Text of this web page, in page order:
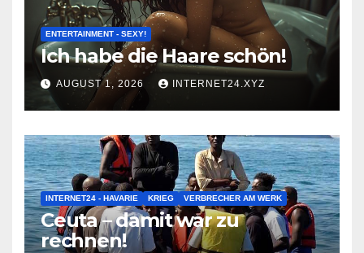
ENTERTAINMENT - SEXY!
Ich habe die Haare schön!
AUGUST 1, 2026 INTERNET24.XYZ
INTERNET24 - HAVARIE KRIEG VERBRECHER AM WERK
Ceuta – damit war zu
rechnen!